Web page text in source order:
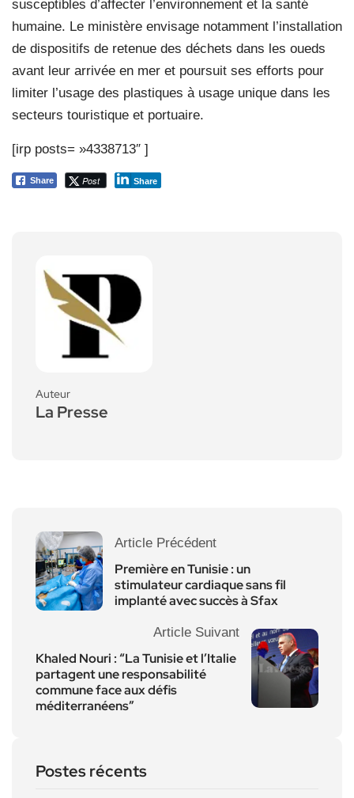
susceptibles d’affecter l’environnement et la santé
humaine. Le ministère envisage notamment l’installation
de dispositifs de retenue des déchets dans les oueds
avant leur arrivée en mer et poursuit ses efforts pour
limiter l’usage des plastiques à usage unique dans les
secteurs touristique et portuaire.
[irp posts= »4338713″ ]
Share Post Share
Auteur
La Presse
Article Précédent
Première en Tunisie : un
stimulateur cardiaque sans fil
implanté avec succès à Sfax
Article Suivant
Khaled Nouri : “La Tunisie et l’Italie
partagent une responsabilité
commune face aux défis
méditerranéens”
Postes récents